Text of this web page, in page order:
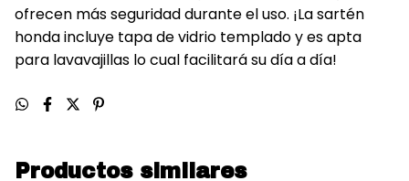
ofrecen más seguridad durante el uso. ¡La sartén
honda incluye tapa de vidrio templado y es apta
para lavavajillas lo cual facilitará su día a día!
Productos similares